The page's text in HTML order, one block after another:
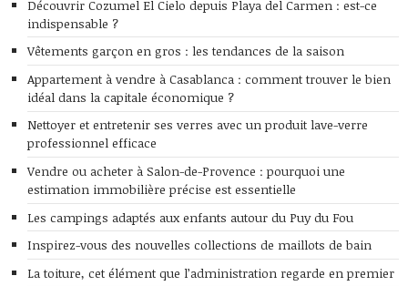
Découvrir Cozumel El Cielo depuis Playa del Carmen : est-ce
indispensable ?
Vêtements garçon en gros : les tendances de la saison
Appartement à vendre à Casablanca : comment trouver le bien
idéal dans la capitale économique ?
Nettoyer et entretenir ses verres avec un produit lave-verre
professionnel efficace
Vendre ou acheter à Salon-de-Provence : pourquoi une
estimation immobilière précise est essentielle
Les campings adaptés aux enfants autour du Puy du Fou
Inspirez-vous des nouvelles collections de maillots de bain
La toiture, cet élément que l’administration regarde en premier